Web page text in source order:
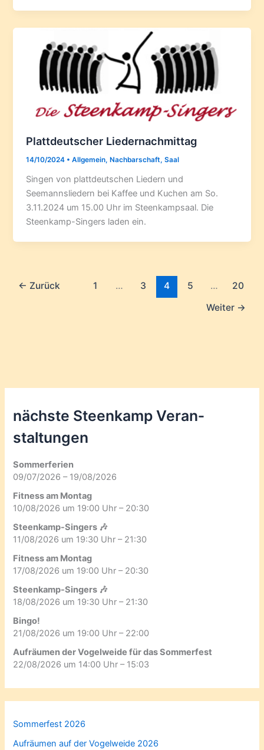
Plattdeutscher Liedernachmittag
14/10/2024 •Allgemein, Nachbarschaft,Saal
Singen von plattdeutschen Liedern und
Seemannsliedern bei Kaffee und Kuchen am So.
3.11.2024 um 15.00 Uhr im Steenkampsaal. Die
Steenkamp-Singers laden ein.
← Zurück 1 … 3 4 5 …
20
Weiter →
nächste Steenkamp Veran­
staltungen
Sommerferien
09/07/2026 – 19/08/2026
Fitness am Montag
10/08/2026 um 19:00 Uhr – 20:30
Steenkamp-Singers 🎶
11/08/2026 um 19:30 Uhr – 21:30
Fitness am Montag
17/08/2026 um 19:00 Uhr – 20:30
Steenkamp-Singers 🎶
18/08/2026 um 19:30 Uhr – 21:30
Bingo!
21/08/2026 um 19:00 Uhr – 22:00
Aufräumen der Vogelweide für das Sommerfest
22/08/2026 um 14:00 Uhr – 15:03
Sommerfest 2026
Aufräumen auf der Vogelweide 2026